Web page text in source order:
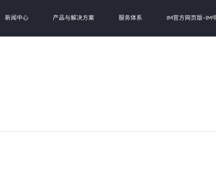
新闻中心 产品与解决方案 服务体系 IM官方网页版-IM